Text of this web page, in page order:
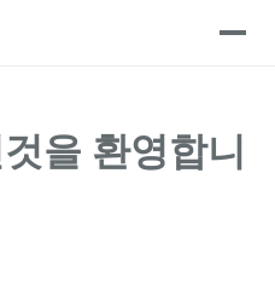
을 환영합니